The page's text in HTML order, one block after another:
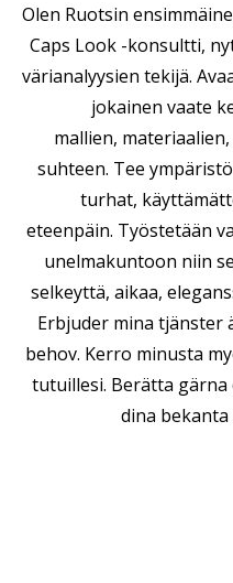
Olen Ruotsin
Caps Look -konsultti,
värianalyysien tekijä.
jokainen vaate
mallien,
suhteen. Tee
turhat,
eteenpäin. Työstetään
unelmakuntoon niin
selkeyttä, aikaa,
Erbjuder mina tjänster
behov. Kerro minusta
tutuillesi. Berätta
dina bekanta